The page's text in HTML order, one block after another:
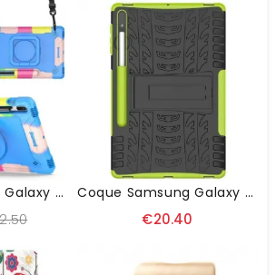
Coque Samsung Galaxy Tab S8 Plus / S7 Plus / S7 FE Support Et Bandoulière Color Coque Samsung Galaxy Tab S8 Plus / S7 Plus / S7 FE Ultra Résistante Premium
€20.40